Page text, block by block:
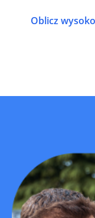
Oblicz